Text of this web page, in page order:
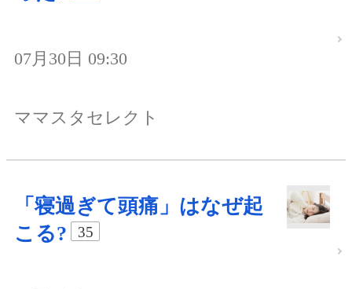
07月30日 09:30
ママスタセレクト
「寝過ぎて頭痛」はなぜ起
こる?
35